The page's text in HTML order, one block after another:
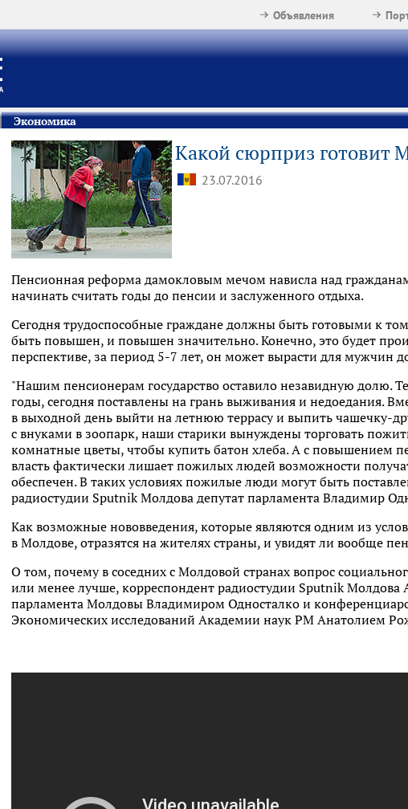
Объявления
Экономика
Какой сюрприз готовит
23.07.2016
Пенсионная реформа дамокловым мечом нависла над
начинать считать годы до пенсии и заслуженного отдыха.
Сегодня трудоспособные граждане должны быть готовыми к
быть повышен, и повышен значительно. Конечно, это будет
перспективе, за период 5-7 лет, он может вырасти для мужчин
"Нашим пенсионерам государство оставило незавидную долю.
годы, сегодня поставлены на грань выживания и недоедания.
в выходной день выйти на летнюю террасу и выпить чашечку-
с внуками в зоопарк, наши старики вынуждены торговать
комнатные цветы, чтобы купить батон хлеба. А с повышением
власть фактически лишает пожилых людей возможности
обеспечен. В таких условиях пожилые люди могут быть
радиостудии Sputnik Молдова депутат парламента Владимир
Как возможные нововведения, которые являются одним из
в Молдове, отразятся на жителях страны, и увидят ли вообще
О том, почему в соседних с Молдовой странах вопрос
или менее лучше, корреспондент радиостудии Sputnik Молдова
парламента Молдовы Владимиром Односталко и
Экономических исследований Академии наук РМ Анатолием